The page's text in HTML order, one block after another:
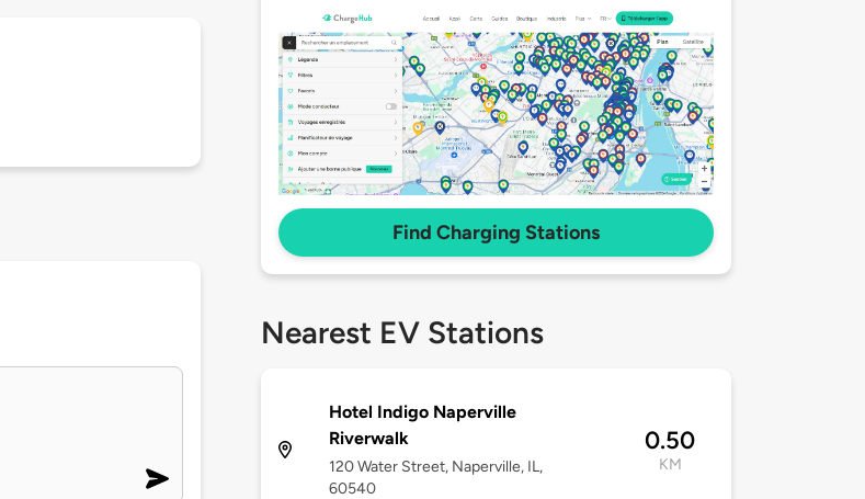
Find Charging Stations
Nearest EV Stations
Hotel Indigo Naperville
Riverwalk
120 Water Street, Naperville, IL,
60540
0.50
KM